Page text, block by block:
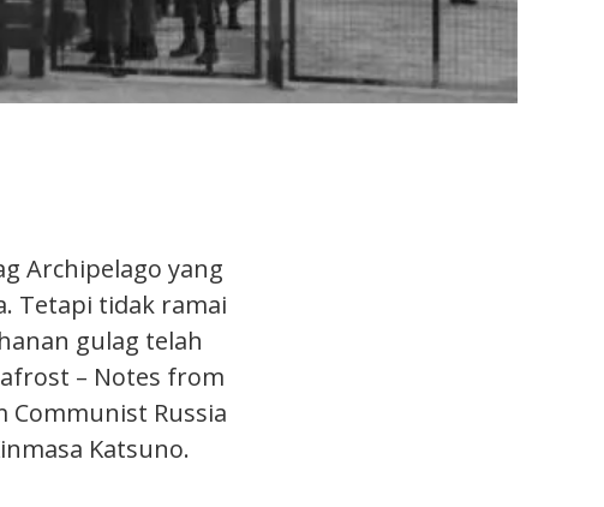
Archipelago yang
Tetapi tidak ramai
gulag telah
– Notes from
Communist Russia
Katsuno.